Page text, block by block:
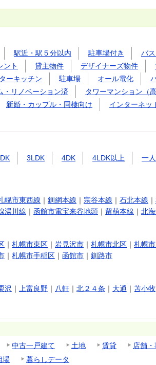
駅近・駅５分以内 駐車場付き バ
ント 貸主物件 デザイナーズ物件
ーキッチン 駐車場 オール電化
・リノベーション済
タワーマンション（
新婚・カップル・同棲向け インターネッ
3LDK 4DK 4LDK以上 一
幌市東西線 ｜ 釧網本線 ｜ 宗谷本線 ｜ 石北本線 ｜
湯川線 ｜ 函館市電宝来谷地頭 ｜ 留萌本線 ｜ 北
｜ 札幌市東区 ｜ 岩見沢市 ｜ 札幌市北区 ｜ 札幌
｜ 札幌市手稲区 ｜ 函館市 ｜ 釧路市
沢 ｜ 上富良野 ｜ 八軒 ｜ 北２４条 ｜ 大通 ｜ 苫小牧
中古一戸建て 土地 賃貸 店舗
場 暮らしデータ